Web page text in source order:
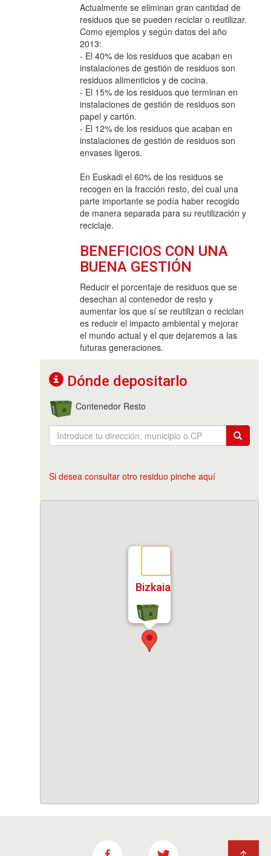
Actualmente se eliminan gran cantidad de
residuos que se pueden reciclar o reutilizar.
Como ejemplos y según datos del año
2013:
- El 40% de los residuos que acaban en
instalaciones de gestión de residuos son
residuos alimenticios y de cocina.
- El 15% de los residuos que terminan en
instalaciones de gestión de residuos son
papel y cartón.
- El 12% de los residuos que acaban en
instalaciones de gestión de residuos son
envases ligeros.
En Euskadi el 60% de los residuos se
recogen en la fracción resto, del cual una
parte importante se podía haber recogido
de manera separada para su reutilización y
reciclaje.
BENEFICIOS CON UNA
BUENA GESTIÓN
Reducir el porcentaje de residuos que se
desechan al contenedor de resto y
aumentar los que sí se reutilizan o reciclan
es reducir el impacto ambiental y mejorar
el mundo actual y el que dejaremos a las
futuras generaciones.
Dónde depositarlo
Contenedor Resto
Si desea consultar otro residuo pinche aquí
Bizkaia